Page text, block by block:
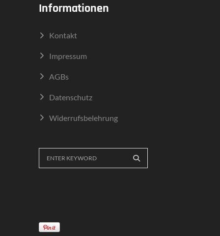
Informationen
Kontakt
Impressum
AGBs
Datenschutz
Widerrufsbelehrung